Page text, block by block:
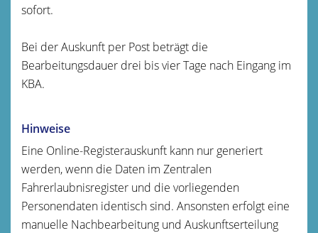
sofort.
Bei der Auskunft per Post beträgt die
Bearbeitungsdauer drei bis vier Tage nach Eingang im
KBA.
Hinweise
Eine Online-Registerauskunft kann nur generiert
werden, wenn die Daten im Zentralen
Fahrerlaubnisregister und die vorliegenden
Personendaten identisch sind. Ansonsten erfolgt eine
manuelle Nachbearbeitung und Auskunftserteilung